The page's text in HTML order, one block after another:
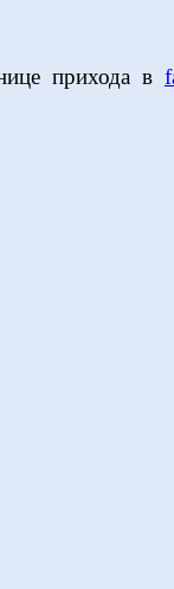
прихода в